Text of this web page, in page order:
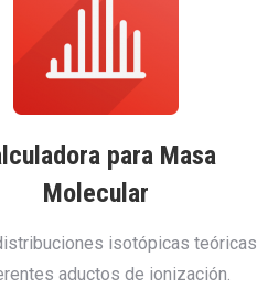
para Masa
Molecular
isotópicas teóricas
aductos de ionización.